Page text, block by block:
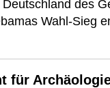
des
Wahl-Sieg
für